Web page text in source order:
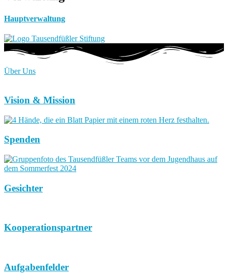
Hauptverwaltung
Über Uns
Vision & Mission
Spenden
Gesichter
Kooperationspartner
Aufgabenfelder